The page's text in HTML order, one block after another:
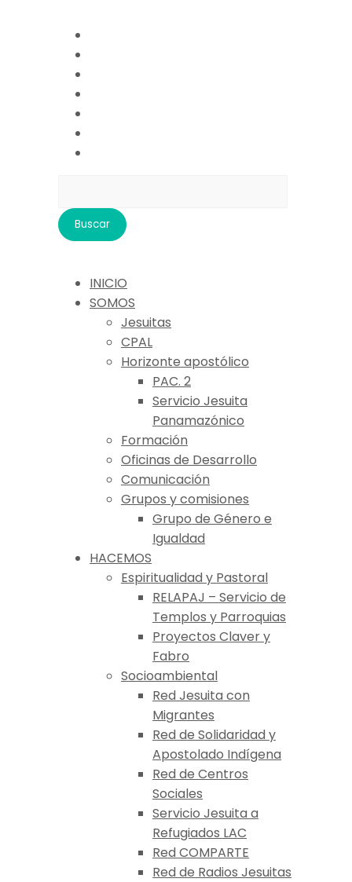
INICIO
SOMOS
Jesuitas
CPAL
Horizonte apostólico
PAC. 2
Servicio Jesuita
Panamazónico
Formación
Oficinas de Desarrollo
Comunicación
Grupos y comisiones
Grupo de Género e
Igualdad
HACEMOS
Espiritualidad y Pastoral
RELAPAJ – Servicio de
Templos y Parroquias
Proyectos Claver y
Fabro
Socioambiental
Red Jesuita con
Migrantes
Red de Solidaridad y
Apostolado Indígena
Red de Centros
Sociales
Servicio Jesuita a
Refugiados LAC
Red COMPARTE
Red de Radios Jesuitas